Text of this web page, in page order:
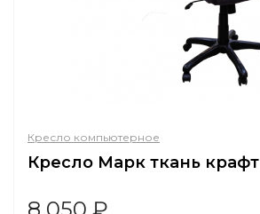
Кресло компьютерное
Кресло Марк ткань крафт